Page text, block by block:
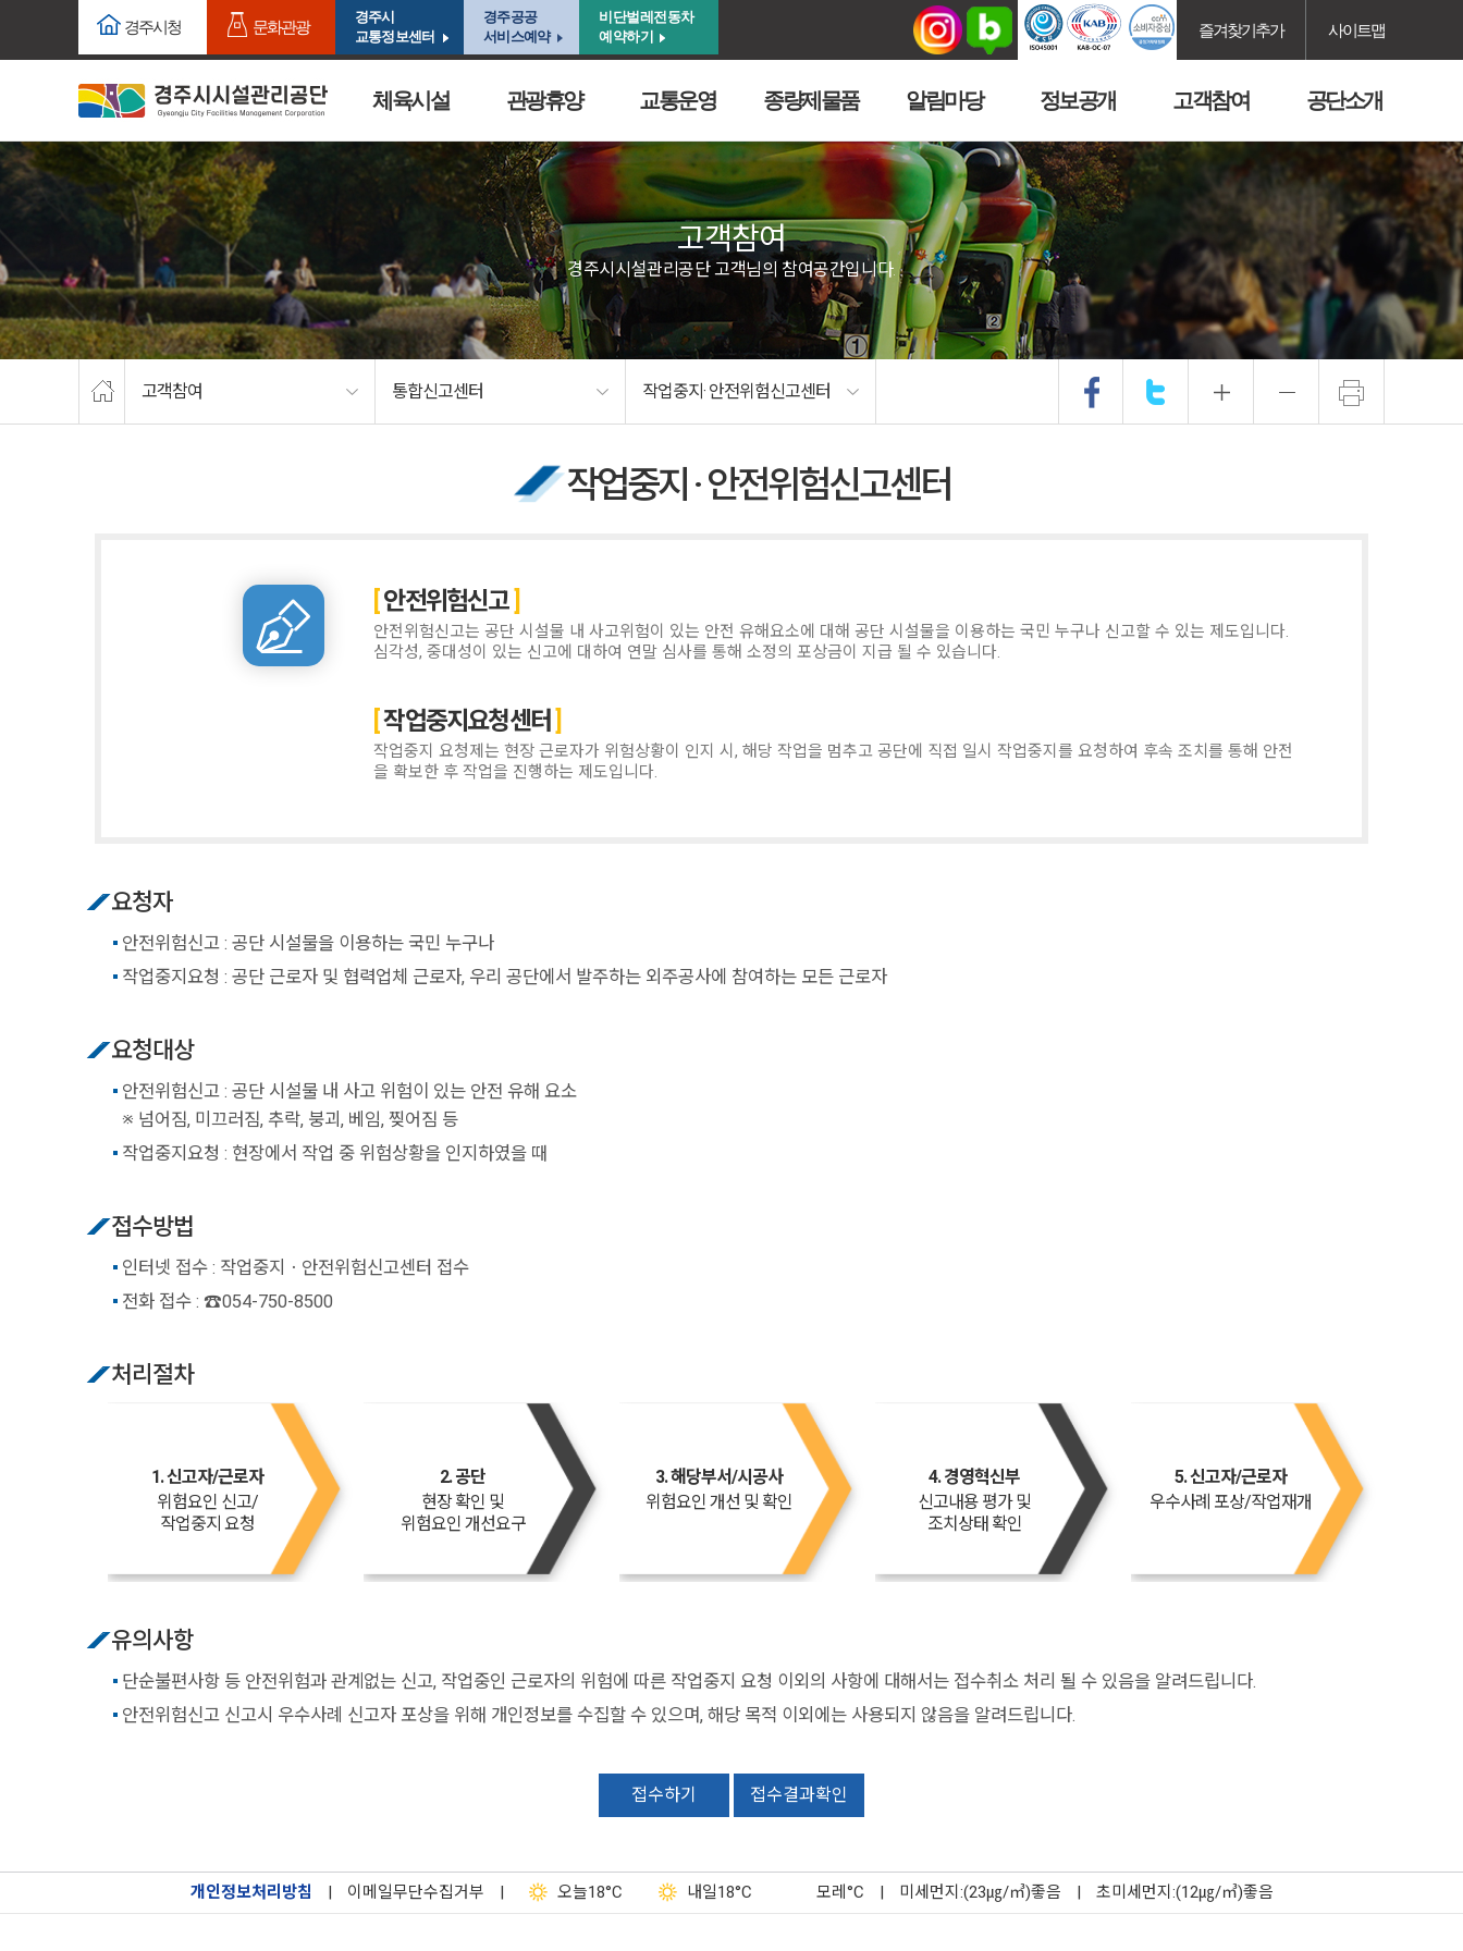
주요메뉴로 건너뛰기
경주시청 문화관광
경주시
교통정보센터
경주공공
서비스예약
비단벌레전동차
예약하기
즐겨찾기추가 사이트맵
체육시설 관광휴양 교통운영 종량제물품 알림마당 정보공개 고객참여 공단소개
고객참여
경주시시설관리공단 고객님의 참여공간입니다.
고객참여 통합신고센터 작업중지· 안전위험신고센터
작업중지 · 안전위험신고센터
안전위험신고
안전위험신고는 공단 시설물 내 사고위험이 있는 안전 유해요소에 대해 공단 시설물을 이용하는 국민 누구나 신고할 수 있는 제도입니다.
심각성, 중대성이 있는 신고에 대하여 연말 심사를 통해 소정의 포상금이 지급 될 수 있습니다.
작업중지요청센터
작업중지 요청제는 현장 근로자가 위험상황이 인지 시, 해당 작업을 멈추고 공단에 직접 일시 작업중지를 요청하여 후속 조치를 통해 안전
을 확보한 후 작업을 진행하는 제도입니다.
요청자
안전위험신고 : 공단 시설물을 이용하는 국민 누구나
작업중지요청 : 공단 근로자 및 협력업체 근로자, 우리 공단에서 발주하는 외주공사에 참여하는 모든 근로자
요청대상
안전위험신고 : 공단 시설물 내 사고 위험이 있는 안전 유해 요소
※ 넘어짐, 미끄러짐, 추락, 붕괴, 베임, 찢어짐 등
작업중지요청 : 현장에서 작업 중 위험상황을 인지하였을 때
접수방법
인터넷 접수 : 작업중지ㆍ안전위험신고센터 접수
전화 접수 : ☎054-750-8500
처리절차
1. 신고자/근로자
위험요인 신고/
작업중지 요청
2. 공단
현장 확인 및
위험요인 개선요구
3. 해당부서/시공사
위험요인 개선 및 확인
4. 경영혁신부
신고내용 평가 및
조치상태 확인
5. 신고자/근로자
우수사례 포상/작업재개
유의사항
단순불편사항 등 안전위험과 관계없는 신고, 작업중인 근로자의 위험에 따른 작업중지 요청 이외의 사항에 대해서는 접수취소 처리 될 수 있음을 알려드립니다.
안전위험신고 신고시 우수사례 신고자 포상을 위해 개인정보를 수집할 수 있으며, 해당 목적 이외에는 사용되지 않음을 알려드립니다.
접수하기 접수결과확인
개인정보처리방침 | 이메일무단수집거부 | 오늘18°C 내일18°C 모레 °C | 미세먼지:(23㎍/㎥)좋음 | 초미세먼지:(12㎍/㎥)좋음